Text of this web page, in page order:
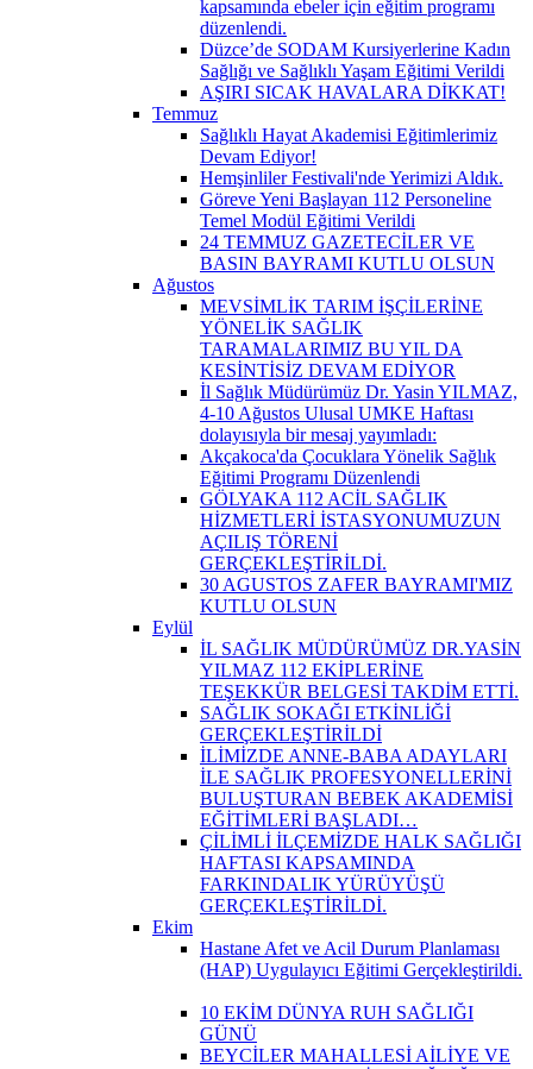
kapsamında ebeler için eğitim programı
düzenlendi.
Düzce’de SODAM Kursiyerlerine Kadın
Sağlığı ve Sağlıklı Yaşam Eğitimi Verildi
AŞIRI SICAK HAVALARA DİKKAT!
Temmuz
Sağlıklı Hayat Akademisi Eğitimlerimiz
Devam Ediyor!
Hemşinliler Festivali'nde Yerimizi Aldık.
Göreve Yeni Başlayan 112 Personeline
Temel Modül Eğitimi Verildi
24 TEMMUZ GAZETECİLER VE
BASIN BAYRAMI KUTLU OLSUN
Ağustos
MEVSİMLİK TARIM İŞÇİLERİNE
YÖNELİK SAĞLIK
TARAMALARIMIZ BU YIL DA
KESİNTİSİZ DEVAM EDİYOR
İl Sağlık Müdürümüz Dr. Yasin YILMAZ,
4-10 Ağustos Ulusal UMKE Haftası
dolayısıyla bir mesaj yayımladı:
Akçakoca'da Çocuklara Yönelik Sağlık
Eğitimi Programı Düzenlendi
GÖLYAKA 112 ACİL SAĞLIK
HİZMETLERİ İSTASYONUMUZUN
AÇILIŞ TÖRENİ
GERÇEKLEŞTİRİLDİ.
30 AGUSTOS ZAFER BAYRAMI'MIZ
KUTLU OLSUN
Eylül
İL SAĞLIK MÜDÜRÜMÜZ DR.YASİN
YILMAZ 112 EKİPLERİNE
TEŞEKKÜR BELGESİ TAKDİM ETTİ.
SAĞLIK SOKAĞI ETKİNLİĞİ
GERÇEKLEŞTİRİLDİ
İLİMİZDE ANNE-BABA ADAYLARI
İLE SAĞLIK PROFESYONELLERİNİ
BULUŞTURAN BEBEK AKADEMİSİ
EĞİTİMLERİ BAŞLADI…
ÇİLİMLİ İLÇEMİZDE HALK SAĞLIĞI
HAFTASI KAPSAMINDA
FARKINDALIK YÜRÜYÜŞÜ
GERÇEKLEŞTİRİLDİ.
Ekim
Hastane Afet ve Acil Durum Planlaması
(HAP) Uygulayıcı Eğitimi Gerçekleştirildi.
10 EKİM DÜNYA RUH SAĞLIĞI
GÜNÜ
BEYCİLER MAHALLESİ AİLİYE VE